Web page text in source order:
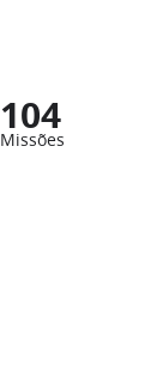
104
Missões